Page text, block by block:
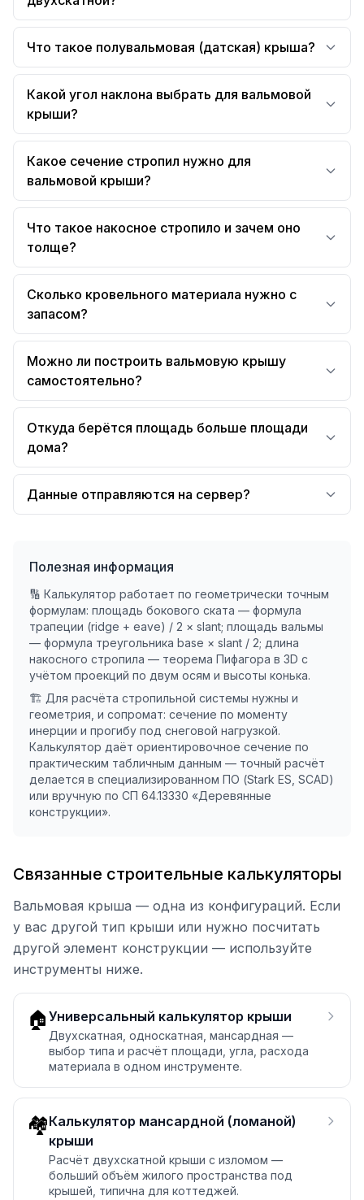
Что такое полувальмовая (датская) крыша?
Какой угол наклона выбрать для вальмовой
крыши?
Какое сечение стропил нужно для
вальмовой крыши?
Что такое накосное стропило и зачем оно
толще?
Сколько кровельного материала нужно с
запасом?
Можно ли построить вальмовую крышу
самостоятельно?
Откуда берётся площадь больше площади
дома?
Данные отправляются на сервер?
Полезная информация
🔢 Калькулятор работает по геометрически точным
формулам: площадь бокового ската — формула
трапеции (ridge + eave) / 2 × slant; площадь вальмы
— формула треугольника base × slant / 2; длина
накосного стропила — теорема Пифагора в 3D с
учётом проекций по двум осям и высоты конька.
🏗️ Для расчёта стропильной системы нужны и
геометрия, и сопромат: сечение по моменту
инерции и прогибу под снеговой нагрузкой.
Калькулятор даёт ориентировочное сечение по
практическим табличным данным — точный расчёт
делается в специализированном ПО (Stark ES, SCAD)
или вручную по СП 64.13330 «Деревянные
конструкции».
Связанные строительные калькуляторы
Вальмовая крыша — одна из конфигураций. Если
у вас другой тип крыши или нужно посчитать
другой элемент конструкции — используйте
инструменты ниже.
🏠 Универсальный калькулятор крыши
Двухскатная, односкатная, мансардная —
выбор типа и расчёт площади, угла, расхода
материала в одном инструменте.
🏘️Калькулятор мансардной (ломаной)
крыши
Расчёт двухскатной крыши с изломом —
больший объём жилого пространства под
крышей, типична для коттеджей.